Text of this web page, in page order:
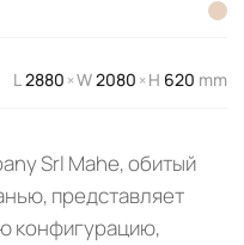
L2880 ×W2080 ×H 620 mm
Srl Mahe, обитый
представляет
конфигурацию,